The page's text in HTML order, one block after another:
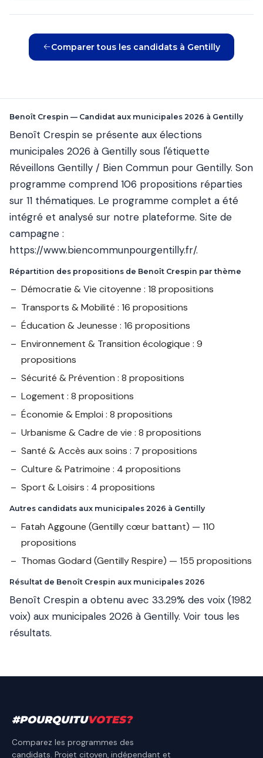
Comparer tous les candidats à Gentilly
Benoît Crespin — Candidat aux municipales 2026 à Gentilly
Benoît Crespin se présente aux élections
municipales 2026 à Gentilly sous l'étiquette
Réveillons Gentilly / Bien Commun pour Gentilly. Son
programme comprend 106 propositions réparties
sur 11 thématiques. Le programme complet a été
intégré et analysé sur notre plateforme. Site de
campagne :
https://www.biencommunpourgentilly.fr/.
Répartition des propositions de Benoît Crespin par thème
Démocratie & Vie citoyenne : 18 propositions
Transports & Mobilité : 16 propositions
Éducation & Jeunesse : 16 propositions
Environnement & Transition écologique : 9
propositions
Sécurité & Prévention : 8 propositions
Logement : 8 propositions
Économie & Emploi : 8 propositions
Urbanisme & Cadre de vie : 8 propositions
Santé & Accès aux soins : 7 propositions
Culture & Patrimoine : 4 propositions
Sport & Loisirs : 4 propositions
Autres candidats aux municipales 2026 à Gentilly
Fatah Aggoune (Gentilly cœur battant) — 110
propositions
Thomas Godard (Gentilly Respire) — 155 propositions
Résultat de Benoît Crespin aux municipales 2026
Benoît Crespin a obtenu avec 33.29% des voix (1982
voix) aux municipales 2026 à Gentilly. Voir tous les
résultats.
#POURQUITUVOTES?
Comparez les programmes des
candidats. Projet citoyen, indépendant et